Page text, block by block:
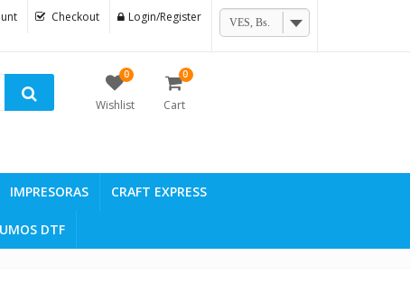
Checkout Login/Register VES, Bs.
0
Wishlist
0
Cart
IMPRESORAS CRAFT EXPRESS
DTF